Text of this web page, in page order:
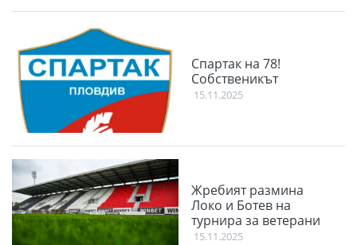
Спартак на 78!
Собственикът
15.11.2025
Жребият размина
Локо и Ботев на
турнира за ветерани
15.11.2025